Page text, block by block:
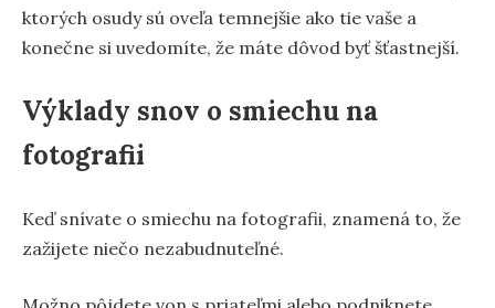
ktorých osudy sú oveľa temnejšie ako tie vaše a
konečne si uvedomíte, že máte dôvod byť šťastnejší.
Výklady snov o smiechu na
fotografii
Keď snívate o smiechu na fotografii, znamená to, že
zažijete niečo nezabudnuteľné.